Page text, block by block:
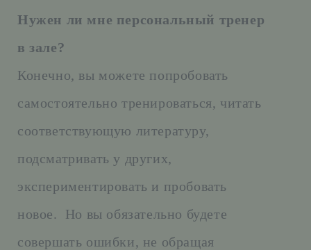
Нужен ли мне персональный тренер
в зале?
Конечно, вы можете попробовать
самостоятельно тренироваться, читать
соответствующую литературу,
подсматривать у других,
экспериментировать и пробовать
новое. Но вы обязательно будете
совершать ошибки, не обращая